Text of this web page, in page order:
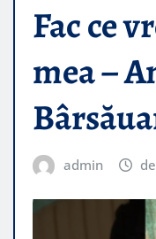
Fac ce
mea –
admin